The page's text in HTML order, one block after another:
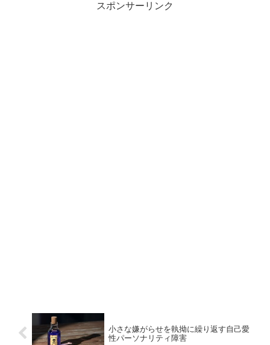
スポンサーリンク
小さな嫌がらせを執拗に繰り返す自己愛
性パーソナリティ障害